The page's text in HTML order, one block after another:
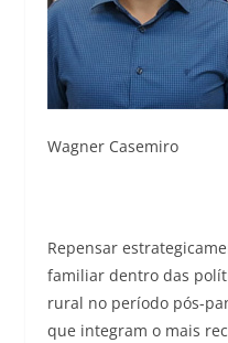
Wagner Casemiro
Repensar
familiar dentro das
rural no período pós-
que integram o mais